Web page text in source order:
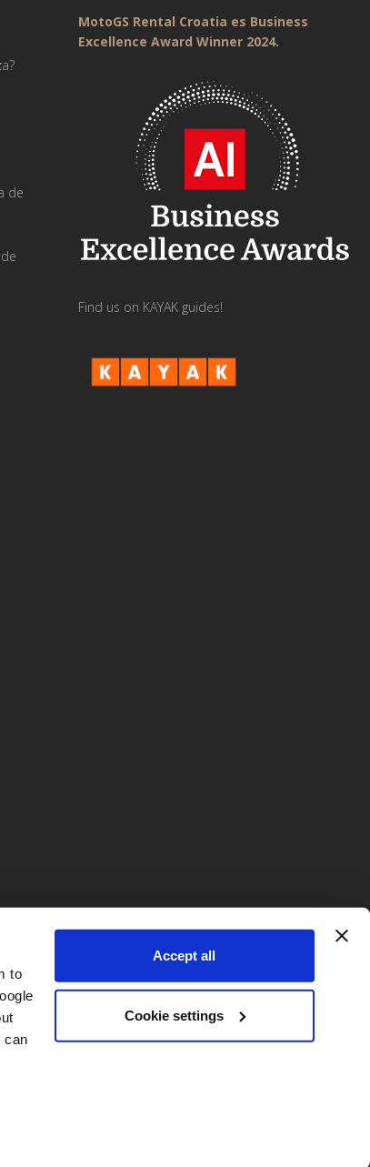
to
can
Accept all
Cookie settings
de
MotoGS Rental Croatia es Business
Excellence Award Winner 2024.
Find us on KAYAK guides!